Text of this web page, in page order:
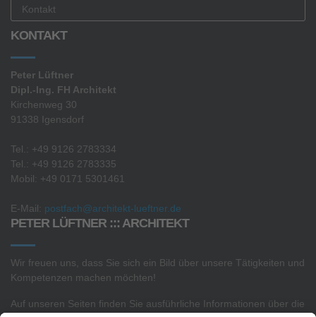
Kontakt
KONTAKT
Peter Lüftner
Dipl.-Ing. FH Architekt
Kirchenweg 30
91338 Igensdorf
Tel.: +49 9126 2783334
Tel.: +49 9126 2783335
Mobil: +49 0171 5301461
E-Mail: postfach@architekt-lueftner.de
PETER LÜFTNER ::: ARCHITEKT
Wir freuen uns, dass Sie sich ein Bild über unsere Tätigkeiten und
Kompetenzen machen möchten!
Auf unseren Seiten finden Sie ausführliche Informationen über die